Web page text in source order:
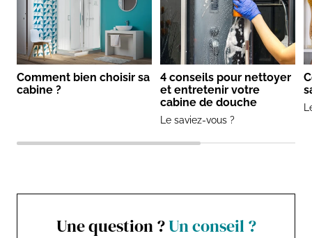
Comment bien choisir sa
cabine ?
4 conseils pour nettoyer
et entretenir votre
cabine de douche
Le saviez-vous ?
Une question ?Un conseil ?